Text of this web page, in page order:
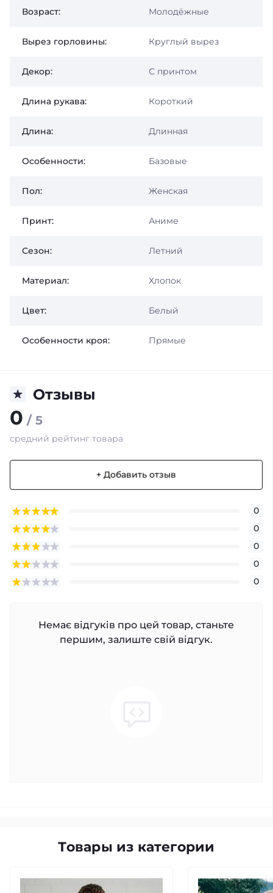
Возраст: Молодёжные
Вырез горловины: Круглый вырез
Декор: С принтом
Длина рукава: Короткий
Длина: Длинная
Особенности: Базовые
Пол: Женская
Принт: Аниме
Сезон: Летний
Материал: Хлопок
Цвет: Белый
Особенности кроя: Прямые
Отзывы
0 / 5
средний рейтинг товара
+ Добавить отзыв
0
0
0
0
0
Немає відгуків про цей товар, станьте
першим, залиште свій відгук.
Товары из категории